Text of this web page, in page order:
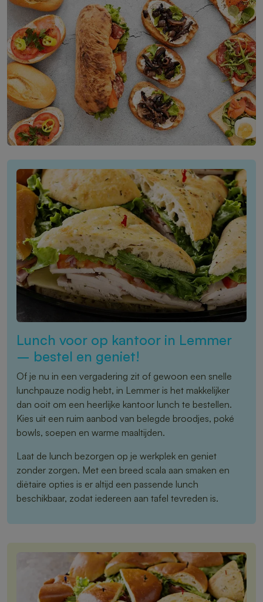
Lunch voor op kantoor in Lemmer
– bestel en geniet!
Of je nu in een vergadering zit of gewoon een snelle
lunchpauze nodig hebt, in Lemmer is het makkelijker
dan ooit om een heerlijke kantoor lunch te bestellen.
Kies uit een ruim aanbod van belegde broodjes, poké
bowls, soepen en warme maaltijden.
Laat de lunch bezorgen op je werkplek en geniet
zonder zorgen. Met een breed scala aan smaken en
diëtaire opties is er altijd een passende lunch
beschikbaar, zodat iedereen aan tafel tevreden is.